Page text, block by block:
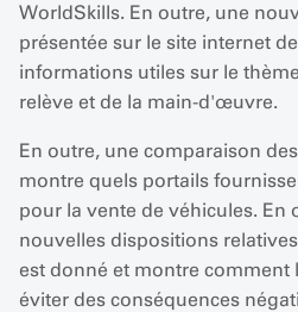
WorldSkills. En outre, une
présentée sur le site internet
informations utiles sur le
relève et de la main-d'œuvre.
En outre, une comparaison
montre quels portails
pour la vente de véhicules. En
nouvelles dispositions
est donné et montre comment
éviter des conséquences